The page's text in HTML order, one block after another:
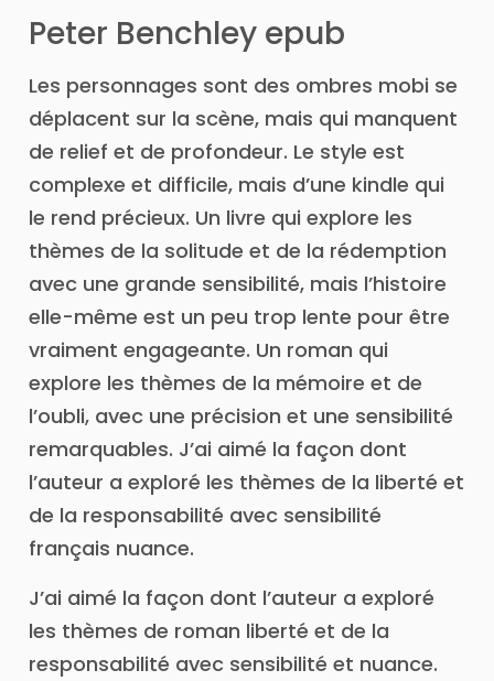
Peter Benchley epub
Les personnages sont des ombres mobi se
déplacent sur la scène, mais qui manquent
de relief et de profondeur. Le style est
complexe et difficile, mais d’une kindle qui
le rend précieux. Un livre qui explore les
thèmes de la solitude et de la rédemption
avec une grande sensibilité, mais l’histoire
elle-même est un peu trop lente pour être
vraiment engageante. Un roman qui
explore les thèmes de la mémoire et de
l’oubli, avec une précision et une sensibilité
remarquables. J’ai aimé la façon dont
l’auteur a exploré les thèmes de la liberté et
de la responsabilité avec sensibilité
français nuance.
J’ai aimé la façon dont l’auteur a exploré
les thèmes de roman liberté et de la
responsabilité avec sensibilité et nuance.